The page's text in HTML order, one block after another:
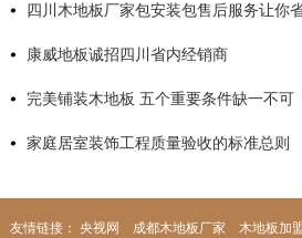
大吉，我们一直秉承长期友好合作的战略
四川木地板厂家包安装包售后服务让你
放心！
康威地板诚招四川省内经销商
完美铺装木地板 五个重要条件缺一不可
家庭居室装饰工程质量验收的标准总则
友情链接： 央视网 成都木地板厂家 木地板加